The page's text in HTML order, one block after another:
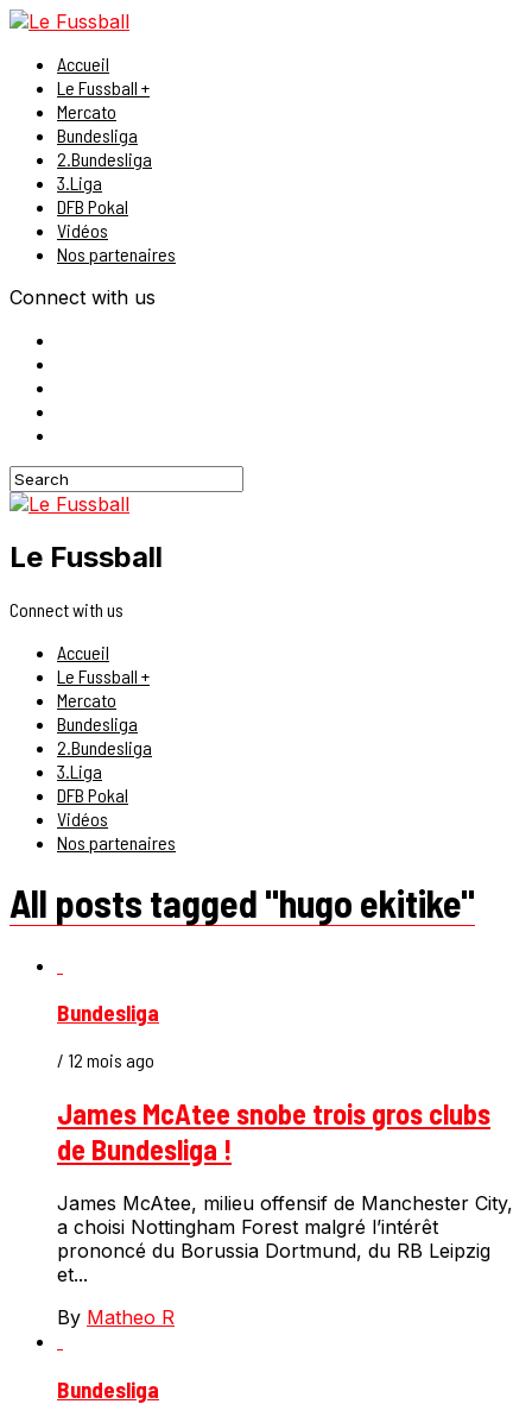
Accueil
Le Fussball +
Mercato
Bundesliga
2.Bundesliga
3.Liga
DFB Pokal
Vidéos
Nos partenaires
Connect with us
Le Fussball
Connect with us
Accueil
Le Fussball +
Mercato
Bundesliga
2.Bundesliga
3.Liga
DFB Pokal
Vidéos
Nos partenaires
All posts tagged "hugo ekitike"
Bundesliga
/ 12 mois ago
James McAtee snobe trois gros clubs
de Bundesliga !
James McAtee, milieu offensif de Manchester City,
a choisi Nottingham Forest malgré l’intérêt
prononcé du Borussia Dortmund, du RB Leipzig
et...
By Matheo R
Bundesliga